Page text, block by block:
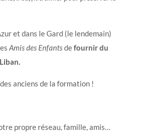
et dans le Gard (le lendemain)
Amis des Enfantsdefournir du
anciens de la formation !
propre réseau, famille, amis…